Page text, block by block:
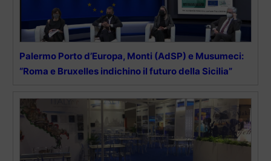
Palermo Porto d’Europa, Monti (AdSP) e Musumeci:
“Roma e Bruxelles indichino il futuro della Sicilia”